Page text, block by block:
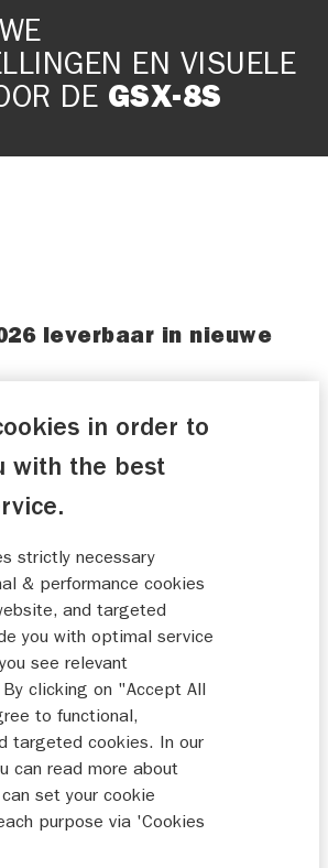
EN VISUELE
DE GSX-8S
leverbaar in nieuwe
8S
motorrijden nog
de GSX-8S, dé
combineert, is vanaf
leverbaar voor een prijs
De GSX-8S profiteert
2026 van nieuwe
en subtiele design
9.499 euro inclusief tot
en pechhulp
kleurstellingen
in order to
with the best
strictly necessary
& performance cookies
and targeted
you with optimal service
see relevant
clicking on "Accept All
to functional,
targeted cookies. In our
can read more about
set your cookie
purpose via 'Cookies